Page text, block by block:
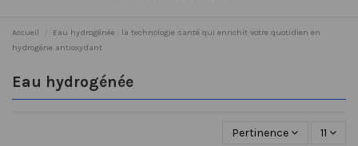
Accueil
Eau hydrogénée : la technologie santé qui enrichit votre quotidien en
hydrogène antioxydant
Eau hydrogénée
Pertinence 11